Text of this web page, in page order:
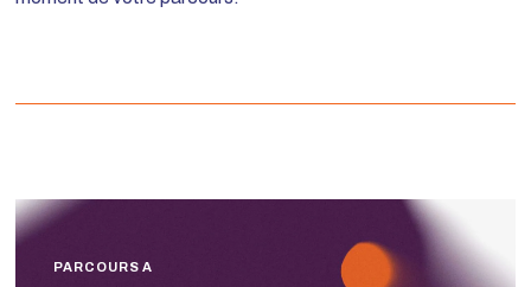
PARCOURS A